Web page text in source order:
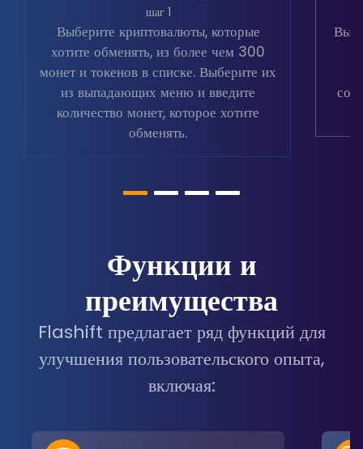
шаг 1
Выберите криптовалюты, которые
хотите обменять, из более чем 300
монет и токенов в списке. Выберите их
из выпадающих меню и введите
количество монет, которое хотите
обменять.
Функции и
преимущества
Flashift предлагает ряд функций для
улучшения пользовательского опыта,
включая: